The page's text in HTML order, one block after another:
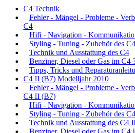
C4 Technik
Fehler - Mängel - Probleme -
C4
Hifi - Navigation -
Styling - Tuning - Zubehör des C4
Technik und Ausstattung des C4
Benziner, Diesel oder Gas im C4
Tipps, Tricks und
C4 II (B7) Modelljahr 2010
Fehler - Mängel - Probleme -
C4 II (B7)
Hifi - Navigation -
Styling - Tuning - Zubehör des
Technik und Ausstattung des C4
Benziner, Diesel oder Gas im C4